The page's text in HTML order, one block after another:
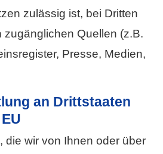
zulässig ist, bei Dritten
zugänglichen Quellen (z.B.
Presse, Medien,
an Drittstaaten
die wir von Ihnen oder über